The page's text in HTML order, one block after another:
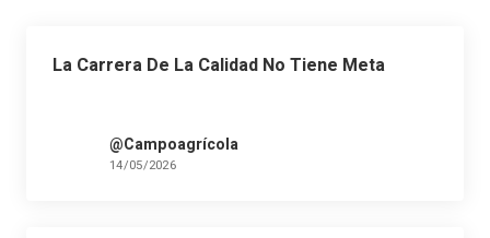
La Carrera De La Calidad No Tiene Meta
@Campoagrícola
14/05/2026